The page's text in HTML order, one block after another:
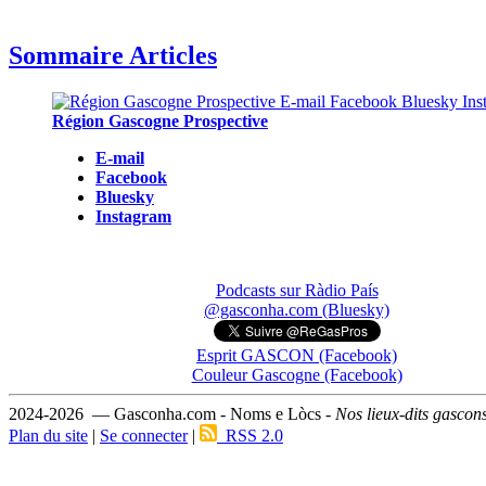
Sommaire Articles
Région Gascogne Prospective
E-mail
Facebook
Bluesky
Instagram
Podcasts sur Ràdio País
@gasconha.com (Bluesky)
Esprit GASCON (Facebook)
Couleur Gascogne (Facebook)
2024-2026 — Gasconha.com - Noms e Lòcs - Nos lieux-dits
Plan du site | Se connecter| RSS 2.0